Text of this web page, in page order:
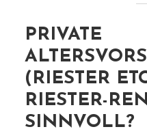
PRIVATE
(RIESTER
RIESTER-
SINNVOLL?